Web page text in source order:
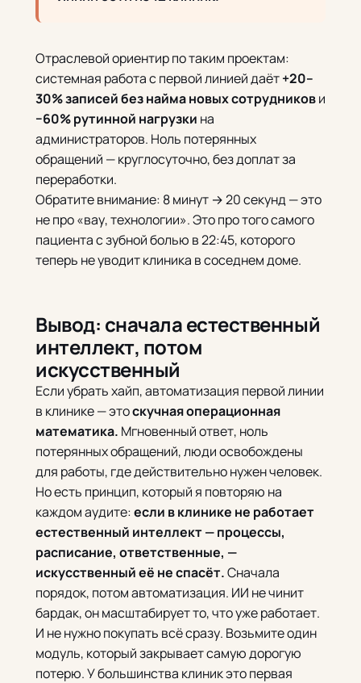
Отраслевой ориентир по таким проектам:
системная работа с первой линией даёт+20–
30% записей без найма новых сотрудникови
−60% рутинной нагрузки на
администраторов. Ноль потерянных
обращений — круглосуточно, без доплат за
переработки.
Обратите внимание: 8 минут → 20 секунд — это
не про «вау, технологии». Это про того самого
пациента с зубной болью в 22:45, которого
теперь не уводит клиника в соседнем доме.
Вывод: сначала естественный
интеллект, потом
искусственный
Если убрать хайп, автоматизация первой линии
в клинике — этоскучная операционная
математика. Мгновенный ответ, ноль
потерянных обращений, люди освобождены
для работы, где действительно нужен человек.
Но есть принцип, который я повторяю на
каждом аудите:если в клинике не работает
естественный интеллект — процессы,
расписание, ответственные, —
искусственный её не спасёт.Сначала
порядок, потом автоматизация. ИИ не чинит
бардак, он масштабирует то, что уже работает.
И не нужно покупать всё сразу. Возьмите один
модуль, который закрывает самую дорогую
потерю. У большинства клиник это первая